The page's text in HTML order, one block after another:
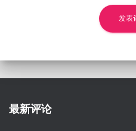
最新评论